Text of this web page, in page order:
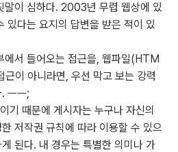
말이 심하다. 2003년 무렵 웹상에 있
있다는 요지의 답변을 받은 적이 있
에서 들어오는 접근을, 웹파일(HTM
근이 아니라면, 우선 막고 보는 강력
ㅡㅡ;
기 때문에 게시자는 누구나 자신의
저작권 규칙에 따라 이용할 수 있으
된다. 내 경우는 특별한 의미나 가